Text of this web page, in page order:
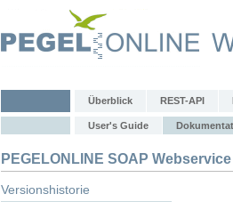
Überblick REST-API
User's Guide
PEGELONLINE SOAP
Versionshistorie